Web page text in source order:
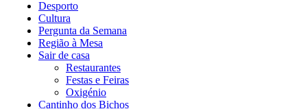
Desporto
Cultura
Pergunta da Semana
Região à Mesa
Sair de casa
Restaurantes
Festas e Feiras
Oxigénio
Cantinho dos Bichos